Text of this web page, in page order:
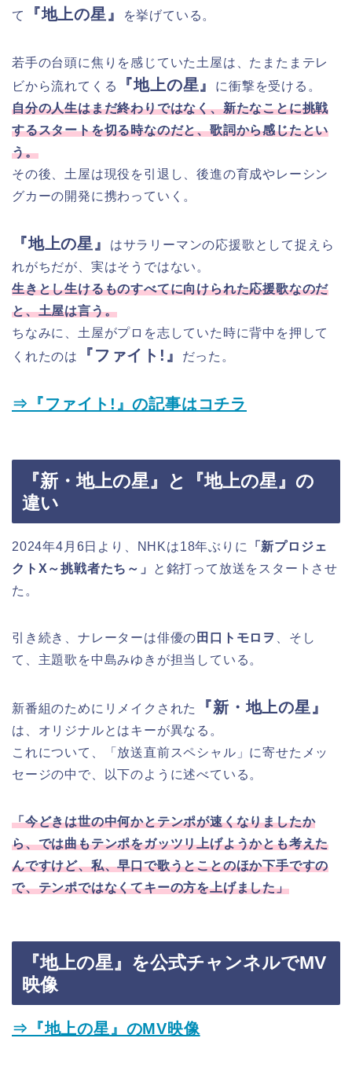
て
『地上の星』 を挙げている。
若手の台頭に焦りを感じていた土屋は、たまたまテレ
ビから流れてくる
『地上の星』
に衝撃を受ける。
自分の人生はまだ終わりではなく、新たなことに挑戦
するスタートを切る時なのだと、歌詞から感じたとい
う。
その後、土屋は現役を引退し、後進の育成やレーシン
グカーの開発に携わっていく。
『地上の星』
はサラリーマンの応援歌として捉えら
れがちだが、実はそうではない。
生きとし生けるものすべてに向けられた応援歌なのだ
と、土屋は言う。
ちなみに、土屋がプロを志していた時に背中を押して
くれたのは
『ファイト!』 だった。
⇒『ファイト!』の記事はコチラ
『新・地上の星』と『地上の星』の
違い
2024年4月6日より、NHKは18年ぶりに
「新プロジェ
クトX～挑戦者たち～」
と銘打って放送をスタートさせ
た。
引き続き、ナレーターは俳優の 田口トモロヲ
、そし
て、主題歌を中島みゆきが担当している。
新番組のためにリメイクされた 『新・地上の星』
は、オリジナルとはキーが異なる。
これについて、「放送直前スペシャル」に寄せたメッ
セージの中で、以下のように述べている。
「今どきは世の中何かとテンポが速くなりましたか
ら、では曲もテンポをガッツリ上げようかとも考えた
んですけど、私、早口で歌うとことのほか下手ですの
で、テンポではなくてキーの方を上げました」
『地上の星』を公式チャンネルでМV
映像
⇒『地上の星』のМV映像